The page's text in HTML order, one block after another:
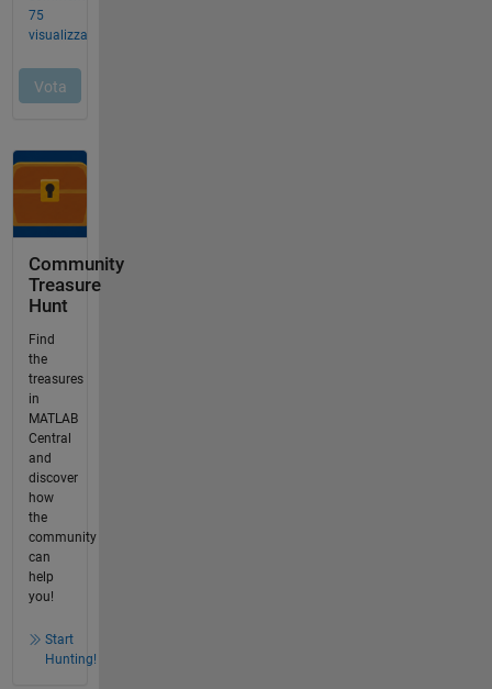
Community
Treasure
Hunt
Find
the
treasures
in
MATLAB
Central
and
discover
how
the
community
can
help
you!
Start
Hunting!